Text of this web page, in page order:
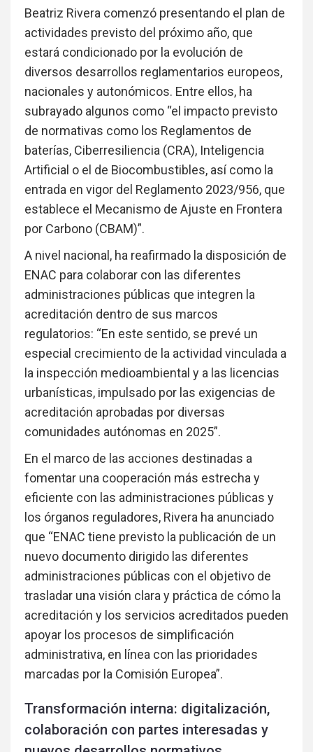
Beatriz Rivera comenzó presentando el plan de
actividades previsto del próximo año, que
estará condicionado por la evolución de
diversos desarrollos reglamentarios europeos,
nacionales y autonómicos. Entre ellos, ha
subrayado algunos como “el impacto previsto
de normativas como los Reglamentos de
baterías, Ciberresiliencia (CRA), Inteligencia
Artificial o el de Biocombustibles, así como la
entrada en vigor del Reglamento 2023/956, que
establece el Mecanismo de Ajuste en Frontera
por Carbono (CBAM)”.
A nivel nacional, ha reafirmado la disposición de
ENAC para colaborar con las diferentes
administraciones públicas que integren la
acreditación dentro de sus marcos
regulatorios: “En este sentido, se prevé un
especial crecimiento de la actividad vinculada a
la inspección medioambiental y a las licencias
urbanísticas, impulsado por las exigencias de
acreditación aprobadas por diversas
comunidades autónomas en 2025”.
En el marco de las acciones destinadas a
fomentar una cooperación más estrecha y
eficiente con las administraciones públicas y
los órganos reguladores, Rivera ha anunciado
que “ENAC tiene previsto la publicación de un
nuevo documento dirigido las diferentes
administraciones públicas con el objetivo de
trasladar una visión clara y práctica de cómo la
acreditación y los servicios acreditados pueden
apoyar los procesos de simplificación
administrativa, en línea con las prioridades
marcadas por la Comisión Europea”.
Transformación interna: digitalización,
colaboración con partes interesadas y